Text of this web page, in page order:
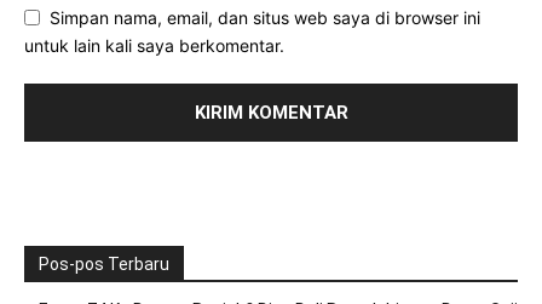
Simpan nama, email, dan situs web saya di browser ini
untuk lain kali saya berkomentar.
Pos-pos Terbaru